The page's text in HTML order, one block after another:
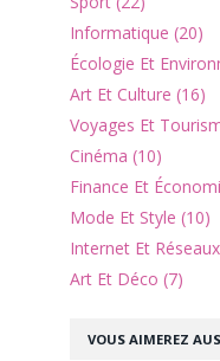
VOUS AIMEREZ
Informatique (20)
Écologie Et
Art Et Culture (16)
Voyages Et
Cinéma (10)
Finance Et
Mode Et Style (10)
Internet Et
Art Et Déco (7)